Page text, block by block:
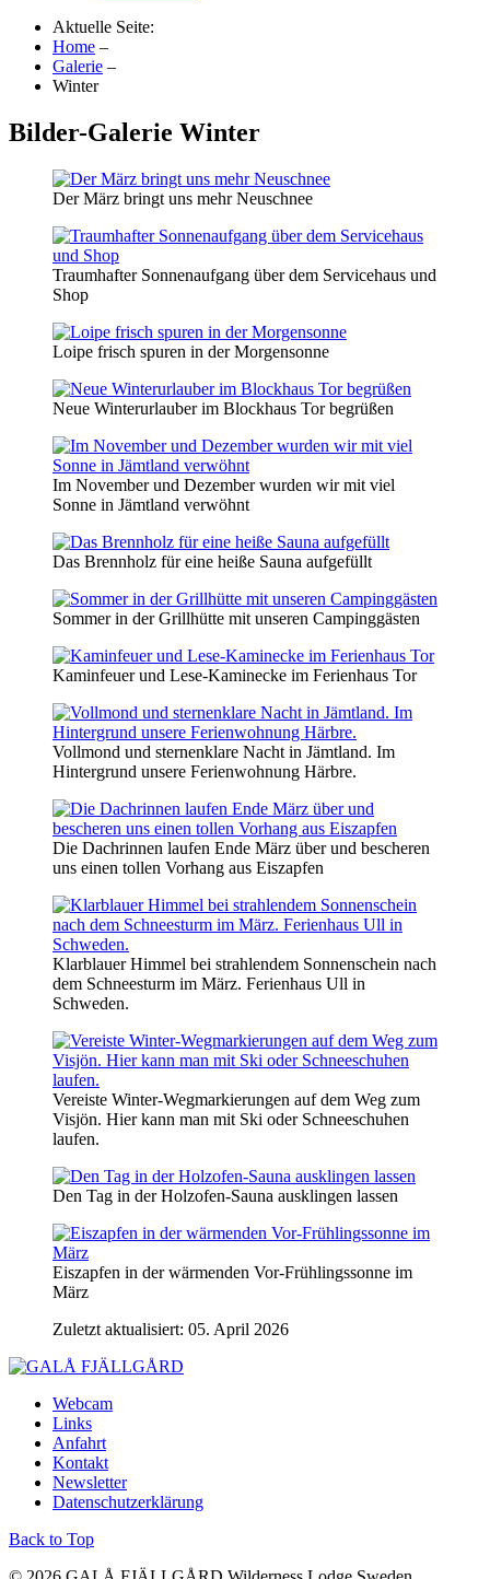
Aktuelle Seite:
Home –
Galerie –
Winter
Bilder-Galerie Winter
Der März bringt uns mehr Neuschnee
Traumhafter Sonnenaufgang über dem Servicehaus und
Shop
Loipe frisch spuren in der Morgensonne
Neue Winterurlauber im Blockhaus Tor begrüßen
Im November und Dezember wurden wir mit viel
Sonne in Jämtland verwöhnt
Das Brennholz für eine heiße Sauna aufgefüllt
Sommer in der Grillhütte mit unseren Campinggästen
Kaminfeuer und Lese-Kaminecke im Ferienhaus Tor
Vollmond und sternenklare Nacht in Jämtland. Im
Hintergrund unsere Ferienwohnung Härbre.
Die Dachrinnen laufen Ende März über und bescheren
uns einen tollen Vorhang aus Eiszapfen
Klarblauer Himmel bei strahlendem Sonnenschein nach
dem Schneesturm im März. Ferienhaus Ull in
Schweden.
Vereiste Winter-Wegmarkierungen auf dem Weg zum
Visjön. Hier kann man mit Ski oder Schneeschuhen
laufen.
Den Tag in der Holzofen-Sauna ausklingen lassen
Eiszapfen in der wärmenden Vor-Frühlingssonne im
März
Zuletzt aktualisiert: 05. April 2026
Webcam
Links
Anfahrt
Kontakt
Newsletter
Datenschutzerklärung
Back to Top